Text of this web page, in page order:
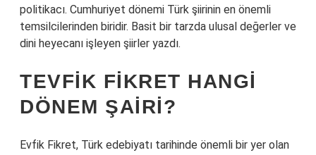
politikacı. Cumhuriyet dönemi Türk şiirinin en önemli
temsilcilerinden biridir. Basit bir tarzda ulusal değerler ve
dini heyecanı işleyen şiirler yazdı.
TEVFIK FIKRET HANGI
DÖNEM ŞAIRI?
Evfik Fikret, Türk edebiyatı tarihinde önemli bir yer olan